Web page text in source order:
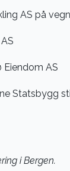
AS på
Eiendom AS
Statsbygg
i Bergen.